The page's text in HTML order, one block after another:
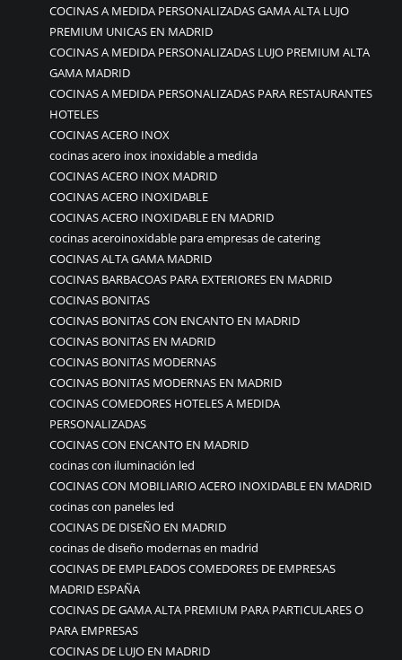
COCINAS A MEDIDA PERSONALIZADAS GAMA ALTA LUJO
PREMIUM UNICAS EN MADRID
COCINAS A MEDIDA PERSONALIZADAS LUJO PREMIUM ALTA
GAMA MADRID
COCINAS A MEDIDA PERSONALIZADAS PARA RESTAURANTES
HOTELES
COCINAS ACERO INOX
cocinas acero inox inoxidable a medida
COCINAS ACERO INOX MADRID
COCINAS ACERO INOXIDABLE
COCINAS ACERO INOXIDABLE EN MADRID
cocinas aceroinoxidable para empresas de catering
COCINAS ALTA GAMA MADRID
COCINAS BARBACOAS PARA EXTERIORES EN MADRID
COCINAS BONITAS
COCINAS BONITAS CON ENCANTO EN MADRID
COCINAS BONITAS EN MADRID
COCINAS BONITAS MODERNAS
COCINAS BONITAS MODERNAS EN MADRID
COCINAS COMEDORES HOTELES A MEDIDA
PERSONALIZADAS
COCINAS CON ENCANTO EN MADRID
cocinas con iluminación led
COCINAS CON MOBILIARIO ACERO INOXIDABLE EN MADRID
cocinas con paneles led
COCINAS DE DISEÑO EN MADRID
cocinas de diseño modernas en madrid
COCINAS DE EMPLEADOS COMEDORES DE EMPRESAS
MADRID ESPAÑA
COCINAS DE GAMA ALTA PREMIUM PARA PARTICULARES O
PARA EMPRESAS
COCINAS DE LUJO EN MADRID